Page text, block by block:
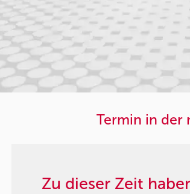
Termin in der
Zu dieser Zeit